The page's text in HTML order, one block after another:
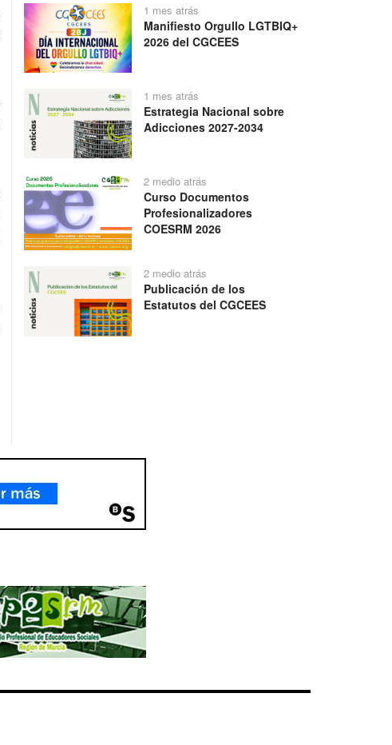
1 mes atrás
Manifiesto Orgullo LGTBIQ+
2026 del CGCEES
1 mes atrás
Estrategia Nacional sobre
Adicciones 2027-2034
2 medio atrás
Curso Documentos
Profesionalizadores
COESRM 2026
2 medio atrás
Publicación de los
Estatutos del CGCEES